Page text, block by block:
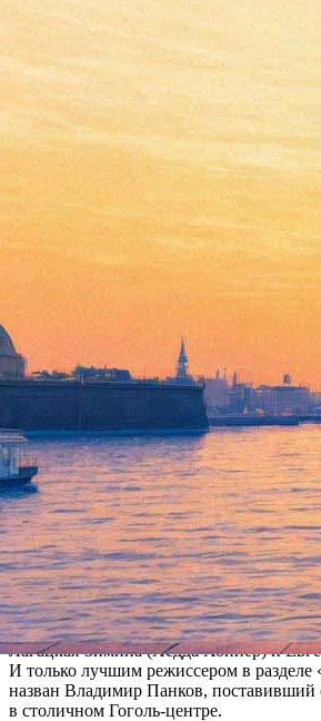
Михайловский и
остались без
масок»
Версия для
В части музыкального театра итоги
маски» впечатляют тем, что они
обратными по сравнению с привычным
сложилось в последнее время, что в
лидировал Петербург – «Маски», в
собой Мариинка и Михайловский, в
за современный танец отдувалась
Ныне же итоги почти все призы за
отправились в Петербург – в Театр
мюзиклом назван мюзикл «Чаплин»,
исполнители мужской и женской роли
Лагацкая-Зимина (Хедда Хоппер) и
И только лучшим режиссером в
назван Владимир Панков,
в столичном Гоголь-центре.